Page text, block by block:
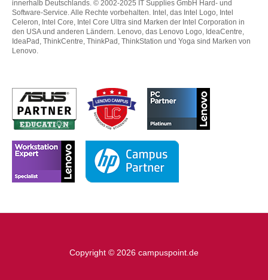
innerhalb Deutschlands. © 2002-2025 IT Supplies GmbH Hard- und
Software-Service. Alle Rechte vorbehalten. Intel, das Intel Logo, Intel
Celeron, Intel Core, Intel Core Ultra sind Marken der Intel Corporation in
den USA und anderen Ländern. Lenovo, das Lenovo Logo, IdeaCentre,
IdeaPad, ThinkCentre, ThinkPad, ThinkStation und Yoga sind Marken von
Lenovo.
Copyright © 2026 campuspoint.de